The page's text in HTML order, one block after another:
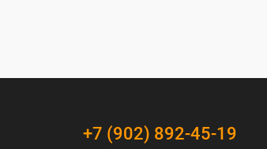
+7 (902) 892-45-19